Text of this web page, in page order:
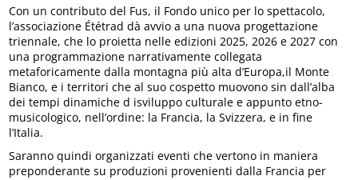
Con un contributo del Fus, il Fondo unico per lo spettacolo,
l’associazione Ététrad dà avvio a una nuova progettazione
triennale, che lo proietta nelle edizioni 2025, 2026 e 2027 con
una programmazione narrativamente collegata
metaforicamente dalla montagna più alta d’Europa,il Monte
Bianco, e i territori che al suo cospetto muovono sin dall’alba
dei tempi dinamiche d isviluppo culturale e appunto etno-
musicologico, nell’ordine: la Francia, la Svizzera, e in fine
l’Italia.
Saranno quindi organizzati eventi che vertono in maniera
preponderante su produzioni provenienti dalla Francia per